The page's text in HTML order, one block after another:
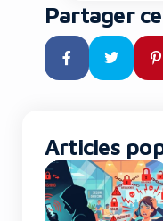
d’être
révèle
Partager
Articles